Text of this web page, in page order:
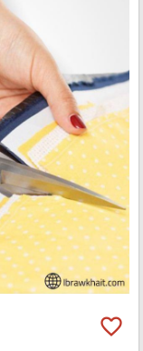
favorite_border